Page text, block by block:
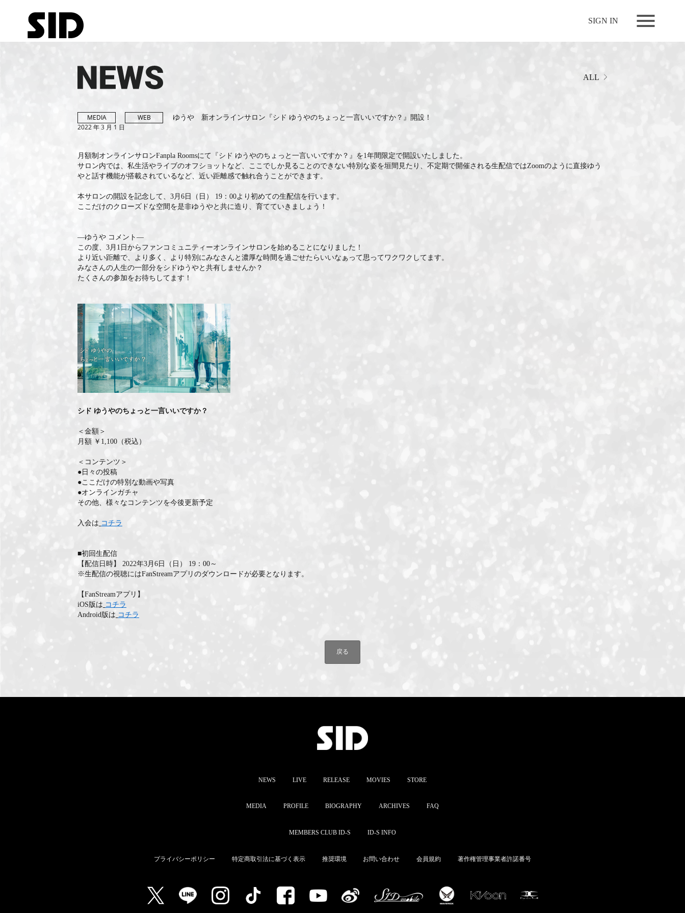
SIGN IN
ARCHIVES
ALL
MEDIA WEB ゆうや 新オンラインサロン『シド ゆうやのちょっと一言いいですか？』開設！
2022 年 3 月 1 日
月額制オンラインサロンFanpla Roomsにて『シド ゆうやのちょっと一言いいですか？』を1年間限定で開設いたしました。
サロン内では、私生活やライブのオフショットなど、ここでしか見ることのできない特別な姿を垣間見たり、不定期で開催される生配信ではZoomのように直接ゆう
やと話す機能が搭載されているなど、近い距離感で触れ合うことができます。
本サロンの開設を記念して、3月6日（日） 19：00より初めての生配信を行います。
ここだけのクローズドな空間を是非ゆうやと共に造り、育てていきましょう！
―ゆうや コメント―
この度、3月1日からファンコミュニティーオンラインサロンを始めることになりました！
より近い距離で、より多く、より特別にみなさんと濃厚な時間を過ごせたらいいなぁって思ってワクワクしてます。
みなさんの人生の一部分をシドゆうやと共有しませんか？
たくさんの参加をお待ちしてます！
シド ゆうやのちょっと一言いいですか？
＜金額＞
月額 ￥1,100（税込）
＜コンテンツ＞
●日々の投稿
●ここだけの特別な動画や写真
●オンラインガチャ
その他、様々なコンテンツを今後更新予定
入会は コチラ
■初回生配信
【配信日時】 2022年3月6日（日） 19：00～
※生配信の視聴にはFanStreamアプリのダウンロードが必要となります。
【FanStreamアプリ】
iOS版は コチラ
Android版は コチラ
戻る
NEWS LIVE RELEASE MOVIES STORE
MEDIA PROFILE BIOGRAPHY ARCHIVES FAQ
MEMBERS CLUB ID-S ID-S INFO
プライバシーポリシー 特定商取引法に基づく表示 推奨環境 お問い合わせ 会員規約 著作権管理事業者許諾番号